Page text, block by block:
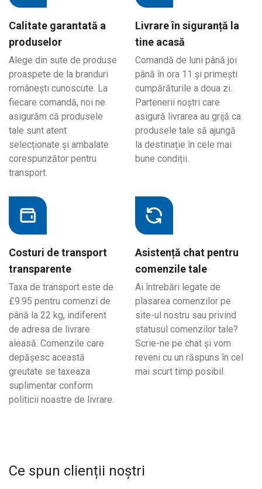
Calitate garantată a
produselor
Alege din sute de produse
proaspete de la branduri
românești cunoscute. La
fiecare comandă, noi ne
asigurăm că produsele
tale sunt atent
selecționate și ambalate
corespunzător pentru
transport.
Livrare în siguranță la
tine acasă
Comandă de luni până joi
până în ora 11 și primești
cumpărăturile a doua zi.
Partenerii noștri care
asigură livrarea au grijă ca
produsele tale să ajungă
la destinație în cele mai
bune condiții.
Costuri de transport
transparente
Taxa de transport este de
£9.95 pentru comenzi de
până la 22 kg, indiferent
de adresa de livrare
aleasă. Comenzile care
depășesc această
greutate se taxeaza
suplimentar conform
politicii noastre de livrare.
Asistență chat pentru
comenzile tale
Ai întrebări legate de
plasarea comenzilor pe
site-ul nostru sau privind
statusul comenzilor tale?
Scrie-ne pe chat și vom
reveni cu un răspuns în cel
mai scurt timp posibil.
Ce spun clienții noștri